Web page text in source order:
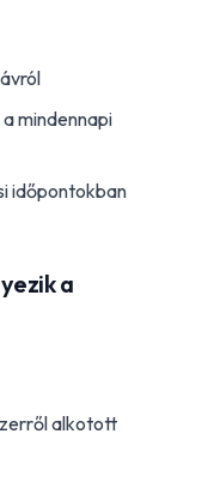
mindennapi
időpontokban
a
alkotott